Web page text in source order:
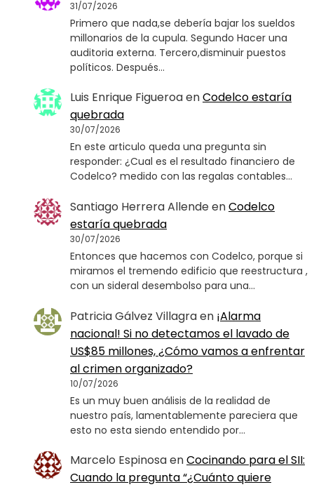
31/07/2026
Primero que nada,se debería bajar los sueldos
millonarios de la cupula. Segundo Hacer una
auditoria externa. Tercero,disminuir puestos
políticos. Después…
Luis Enrique FigueroaenCodelco estaría
quebrada
30/07/2026
En este articulo queda una pregunta sin
responder: ¿Cual es el resultado financiero de
Codelco? medido con las regalas contables…
Santiago Herrera AllendeenCodelco
estaría quebrada
30/07/2026
Entonces que hacemos con Codelco, porque si
miramos el tremendo edificio que reestructura ,
con un sideral desembolso para una…
Patricia Gálvez Villagraen ¡Alarma
nacional! Si no detectamos el lavado de
US$85 millones, ¿Cómo vamos a enfrentar
al crimen organizado?
10/07/2026
Es un muy buen análisis de la realidad de
nuestro país, lamentablemente pareciera que
esto no esta siendo entendido por…
Marcelo EspinosaenCocinando para el SII:
Cuando la pregunta “¿Cuánto quiere